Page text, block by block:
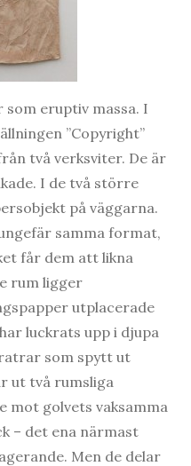
som eruptiv massa. I
”Copyright”
två verksviter. De är
I de två större
på väggarna.
samma format,
får dem att likna
rum ligger
utplacerade
luckrats upp i djupa
som spytt ut
ut två rumsliga
mot golvets vaksamma
– det ena närmast
Men de delar